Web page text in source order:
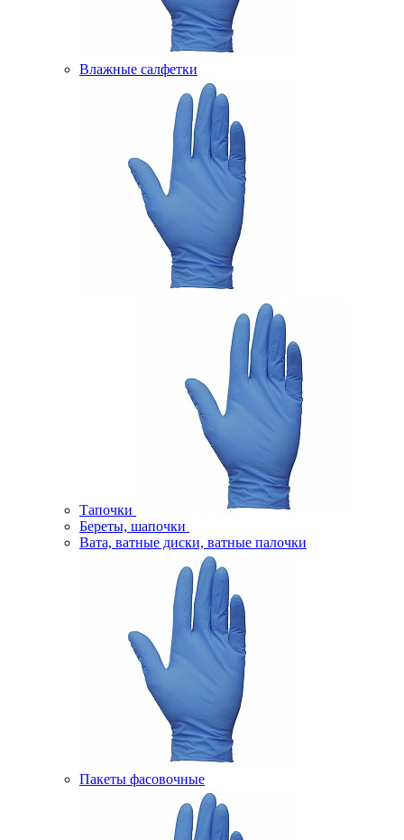
Влажные салфетки
Тапочки
Береты, шапочки
Вата, ватные диски, ватные палочки
Пакеты фасовочные